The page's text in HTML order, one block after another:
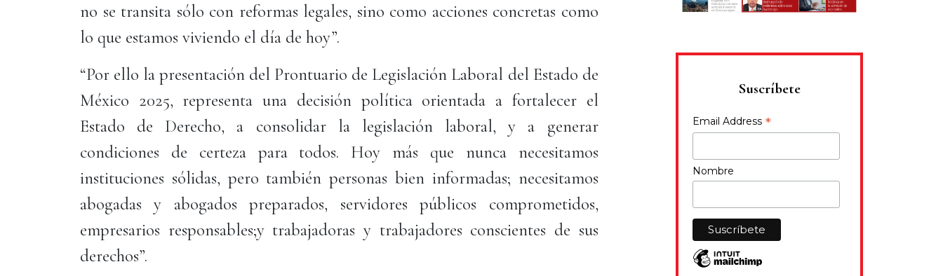
no se transita sólo con reformas legales, sino como acciones concretas como
lo que estamos viviendo el día de hoy”.
“Por ello la presentación del Prontuario de Legislación Laboral del Estado de
México 2025, representa una decisión política orientada a fortalecer el
Estado de Derecho, a consolidar la legislación laboral, y a generar
condiciones de certeza para todos. Hoy más que nunca necesitamos
instituciones sólidas, pero también personas bien informadas; necesitamos
abogadas y abogados preparados, servidores públicos comprometidos,
empresarios responsables;y trabajadoras y trabajadores conscientes de sus
derechos”.
Suscríbete
Email Address *
Nombre